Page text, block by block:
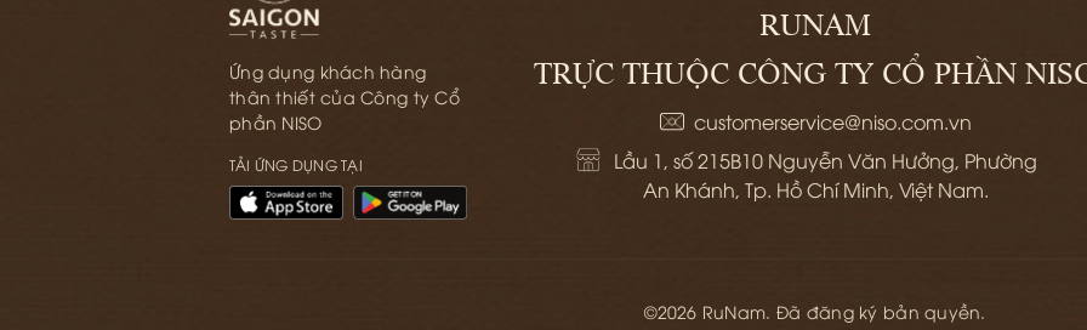
Ứng dụng khách hàng
thân thiết của Công ty Cổ
phần NISO
TẢI ỨNG DỤNG TẠI
RUNAM
TRỰC THUỘC CÔNG TY CỔ PHẦN
customerservice@niso.com.vn
Lầu 1, số 215B10 Nguyễn Văn Hưởng, Phường
An Khánh, Tp. Hồ Chí Minh, Việt Nam.
©2026 RuNam. Đã đăng ký bản quyền.